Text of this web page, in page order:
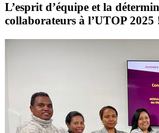
L’esprit d’équipe et la
collaborateurs à l’UTOP 2025